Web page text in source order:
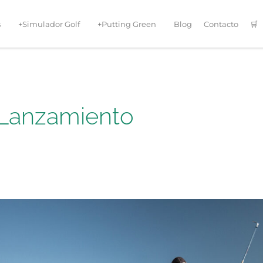
+Simulador Golf +Putting Green Blog Contacto 🛒